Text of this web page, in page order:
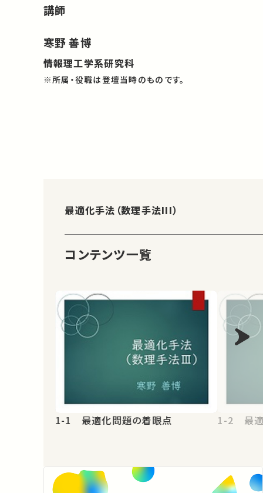
講師
寒野 善博
情報理工学系研究科
※所属・役職は登壇当時のものです。
最適化手法（数理手法III）
コンテンツ一覧
1-1 最適化問題の着眼点 1-2 最適